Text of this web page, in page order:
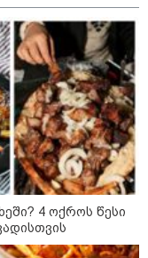
კალანდაძეს,
სენს ებრძვის,
დახმარება
4 ოქროს წესი